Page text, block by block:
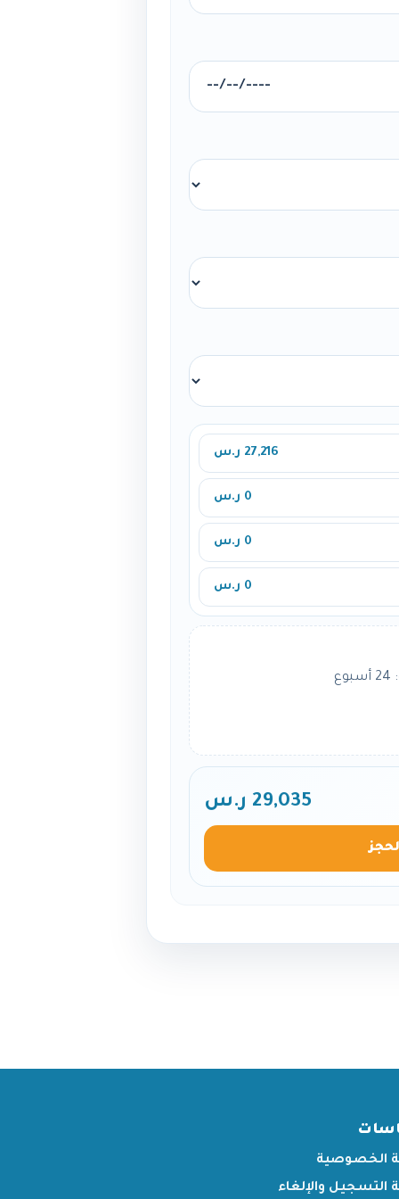
27,216 ر.س
0 ر.س
0 ر.س
0 ر.س
29,035 ر.س
الخصوصية
والإلغاء